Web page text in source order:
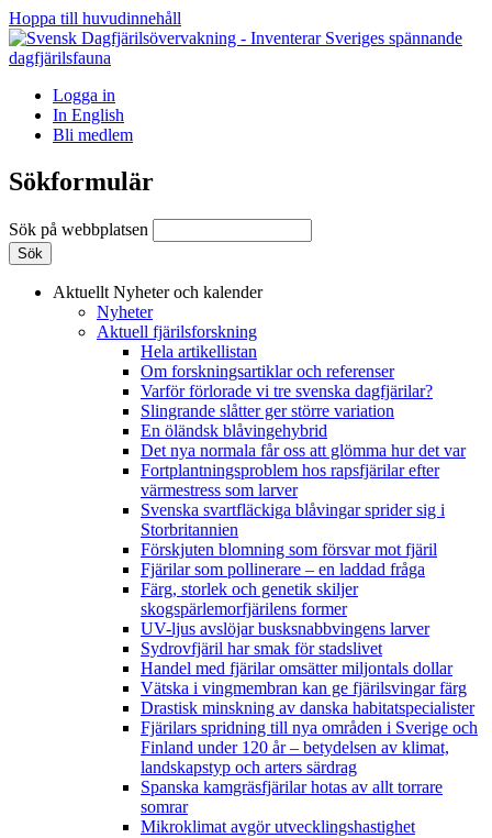
Hoppa till huvudinnehåll
Logga in
In English
Bli medlem
Sökformulär
Sök på webbplatsen
Aktuellt Nyheter och kalender
Nyheter
Aktuell fjärilsforskning
Hela artikellistan
Om forskningsartiklar och referenser
Varför förlorade vi tre svenska dagfjärilar?
Slingrande slåtter ger större variation
En öländsk blåvingehybrid
Det nya normala får oss att glömma hur det var
Fortplantningsproblem hos rapsfjärilar efter
värmestress som larver
Svenska svartfläckiga blåvingar sprider sig i
Storbritannien
Förskjuten blomning som försvar mot fjäril
Fjärilar som pollinerare – en laddad fråga
Färg, storlek och genetik skiljer
skogspärlemorfjärilens former
UV-ljus avslöjar busksnabbvingens larver
Sydrovfjäril har smak för stadslivet
Handel med fjärilar omsätter miljontals dollar
Vätska i vingmembran kan ge fjärilsvingar färg
Drastisk minskning av danska habitatspecialister
Fjärilars spridning till nya områden i Sverige och
Finland under 120 år– betydelsen av klimat,
landskapstyp och arters särdrag
Spanska kamgräsfjärilar hotas av allt torrare
somrar
Mikroklimat avgör utvecklingshastighet